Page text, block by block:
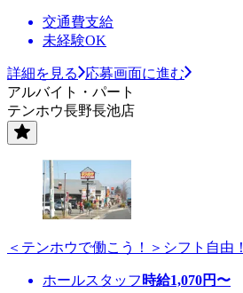
交通費支給
未経験OK
詳細を見る
応募画面に進む
アルバイト・パート
テンホウ長野長池店
＜テンホウで働こう！＞シフト自由！
ホールスタッフ 時給1,070円〜